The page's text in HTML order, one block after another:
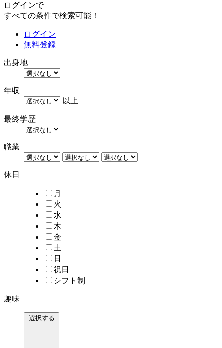
ログインで
すべての条件で検索可能！
ログイン
無料登録
出身地
年収
以上
最終学歴
職業
休日
月
火
水
木
金
土
日
祝日
シフト制
趣味
選択する